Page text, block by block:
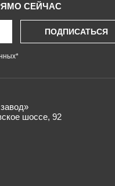
СЕЙЧАС
ПОДПИСАТЬСЯ
*
шоссе, 92